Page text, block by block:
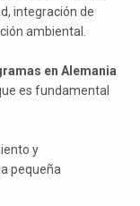
integración de
ambiental.
en Alemania
es fundamental
y
pequeña